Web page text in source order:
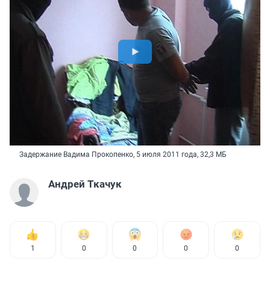
Задержание Вадима Прокопенко, 5 июля 2011 года, 32,3 МБ
Андрей Ткачук
1 0 0 0 0